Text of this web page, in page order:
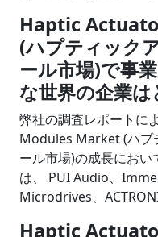
Haptic
(ハプティック
ール市場)で事
な世界の企業は
弊社の調査レポートに
Modules Market (ハプ
ール市場)の成長にお
は、 PUI Audio、
Microdrives、
Haptic